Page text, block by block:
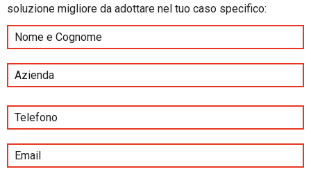
soluzione migliore da adottare nel tuo caso specifico: